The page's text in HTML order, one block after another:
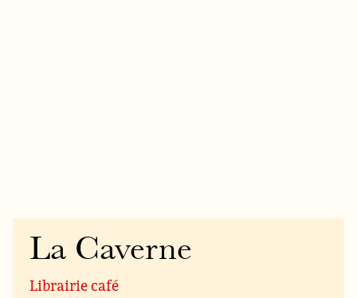
La Caverne
Librairie café